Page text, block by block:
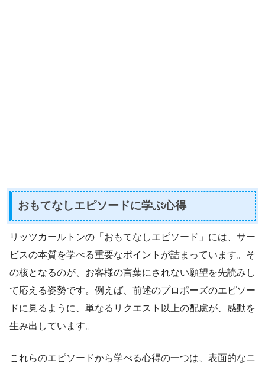
おもてなしエピソードに学ぶ心得
リッツカールトンの「おもてなしエピソード」には、サー
ビスの本質を学べる重要なポイントが詰まっています。そ
の核となるのが、お客様の言葉にされない願望を先読みし
て応える姿勢です。例えば、前述のプロポーズのエピソー
ドに見るように、単なるリクエスト以上の配慮が、感動を
生み出しています。
これらのエピソードから学べる心得の一つは、表面的なニ